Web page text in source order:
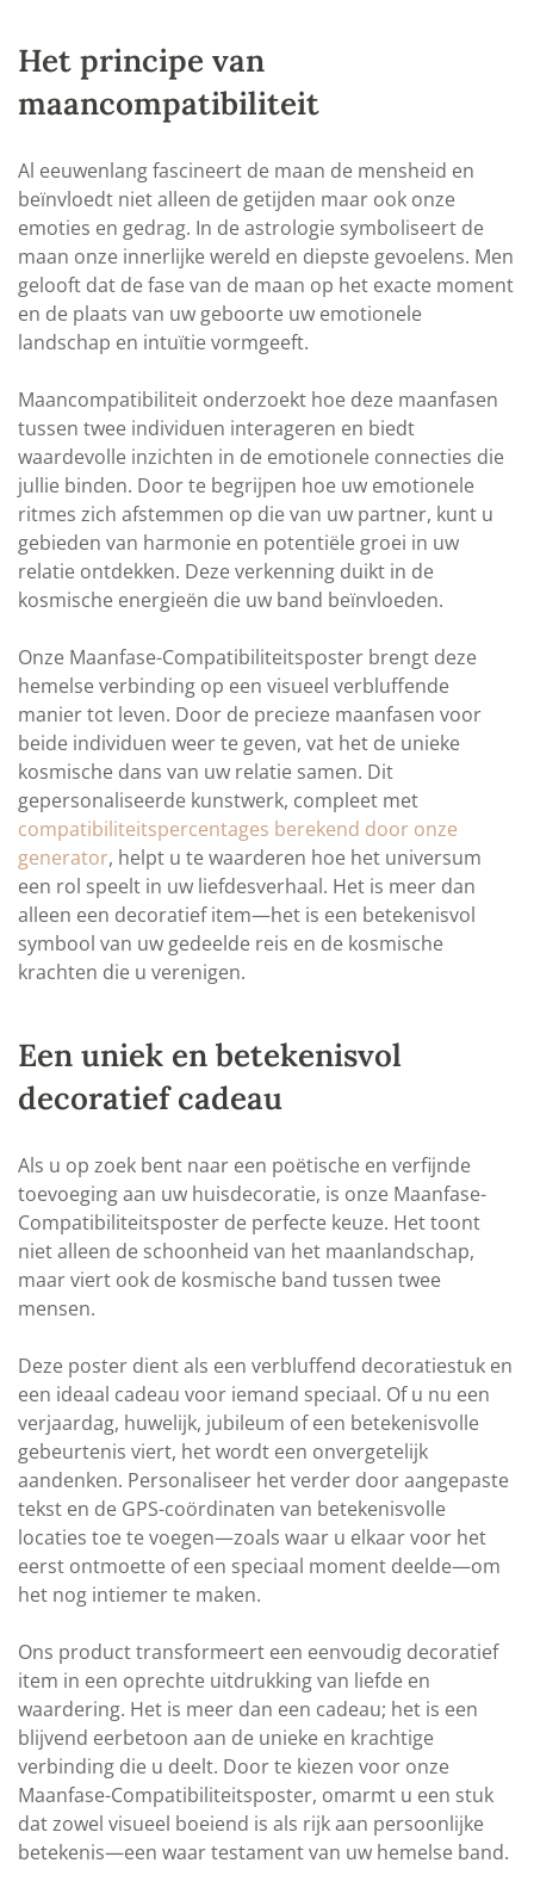
Het principe van
maancompatibiliteit
Al eeuwenlang fascineert de maan de mensheid en
beïnvloedt niet alleen de getijden maar ook onze
emoties en gedrag. In de astrologie symboliseert de
maan onze innerlijke wereld en diepste gevoelens. Men
gelooft dat de fase van de maan op het exacte moment
en de plaats van uw geboorte uw emotionele
landschap en intuïtie vormgeeft.
Maancompatibiliteit onderzoekt hoe deze maanfasen
tussen twee individuen interageren en biedt
waardevolle inzichten in de emotionele connecties die
jullie binden. Door te begrijpen hoe uw emotionele
ritmes zich afstemmen op die van uw partner, kunt u
gebieden van harmonie en potentiële groei in uw
relatie ontdekken. Deze verkenning duikt in de
kosmische energieën die uw band beïnvloeden.
Onze Maanfase-Compatibiliteitsposter brengt deze
hemelse verbinding op een visueel verbluffende
manier tot leven. Door de precieze maanfasen voor
beide individuen weer te geven, vat het de unieke
kosmische dans van uw relatie samen. Dit
gepersonaliseerde kunstwerk, compleet met
compatibiliteitspercentages berekend door onze
generator, helpt u te waarderen hoe het universum
een rol speelt in uw liefdesverhaal. Het is meer dan
alleen een decoratief item—het is een betekenisvol
symbool van uw gedeelde reis en de kosmische
krachten die u verenigen.
Een uniek en betekenisvol
decoratief cadeau
Als u op zoek bent naar een poëtische en verfijnde
toevoeging aan uw huisdecoratie, is onze Maanfase-
Compatibiliteitsposter de perfecte keuze. Het toont
niet alleen de schoonheid van het maanlandschap,
maar viert ook de kosmische band tussen twee
mensen.
Deze poster dient als een verbluffend decoratiestuk en
een ideaal cadeau voor iemand speciaal. Of u nu een
verjaardag, huwelijk, jubileum of een betekenisvolle
gebeurtenis viert, het wordt een onvergetelijk
aandenken. Personaliseer het verder door aangepaste
tekst en de GPS-coördinaten van betekenisvolle
locaties toe te voegen—zoals waar u elkaar voor het
eerst ontmoette of een speciaal moment deelde—om
het nog intiemer te maken.
Ons product transformeert een eenvoudig decoratief
item in een oprechte uitdrukking van liefde en
waardering. Het is meer dan een cadeau; het is een
blijvend eerbetoon aan de unieke en krachtige
verbinding die u deelt. Door te kiezen voor onze
Maanfase-Compatibiliteitsposter, omarmt u een stuk
dat zowel visueel boeiend is als rijk aan persoonlijke
betekenis—een waar testament van uw hemelse band.